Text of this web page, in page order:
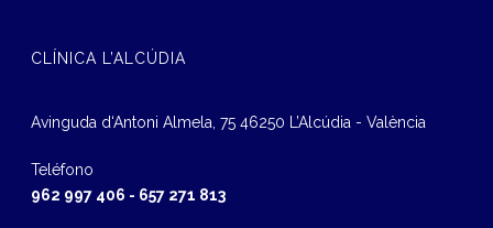
CLÍNICA L’ALCÚDIA
Avinguda d‘Antoni Almela, 75 46250 L’Alcúdia - València
Teléfono
962 997 406 - 657 271 813